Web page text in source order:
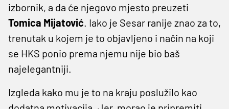
izbornik, a da će njegovo mjesto preuzeti
Tomica Mijatović. Iako je Sesar ranije znao za to,
trenutak u kojem je to objavljeno i način na koji
se HKS ponio prema njemu nije bio baš
najelegantniji.
Izgleda kako mu je to na kraju poslužilo kao